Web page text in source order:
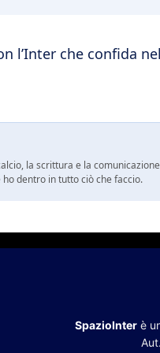
l’Inter che confida
la scrittura e la
dentro in tutto ciò che faccio.
SpazioInterè